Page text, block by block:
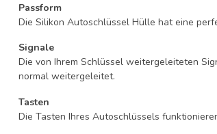
Passform
Die Silikon Autoschlüssel Hülle hat eine
Signale
Die von Ihrem Schlüssel weitergeleiteten
normal weitergeleitet.
Tasten
Die Tasten Ihres Autoschlüssels